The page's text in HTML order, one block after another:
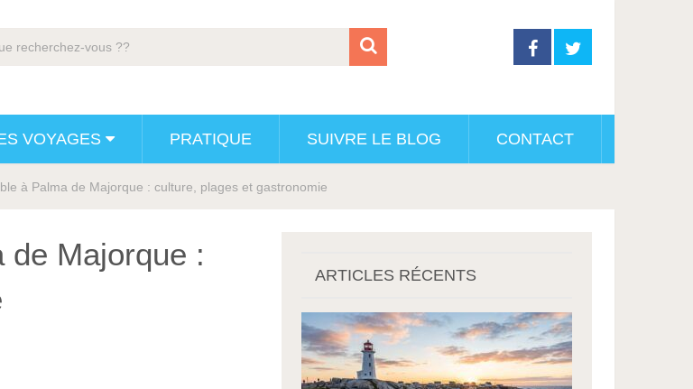
VOYAGES PRATIQUE SUIVRE LE BLOG CONTACT
à Palma de Majorque : culture, plages et gastronomie
de Majorque :
ARTICLES RÉCENTS